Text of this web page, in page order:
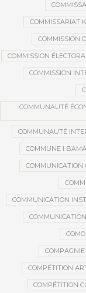
COMMISSARIAT
COMMISSION
COMMISSION
COMMISSION
COMMUNAUTÉ
COMMUNAUTÉ
COMMUNE I
COMMUNICATION
COMMUNICATION
COMPÉTITION
COMPÉTITION